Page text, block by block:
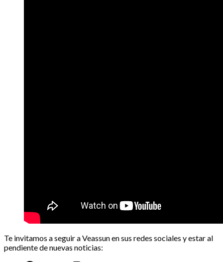
Te invitamos a seguir a Veassun en sus redes sociales y estar al
pendiente de nuevas noticias: